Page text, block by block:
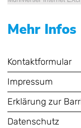
Mehr Infos
Kontaktformular
Impressum
Erklärung zur
Datenschutz